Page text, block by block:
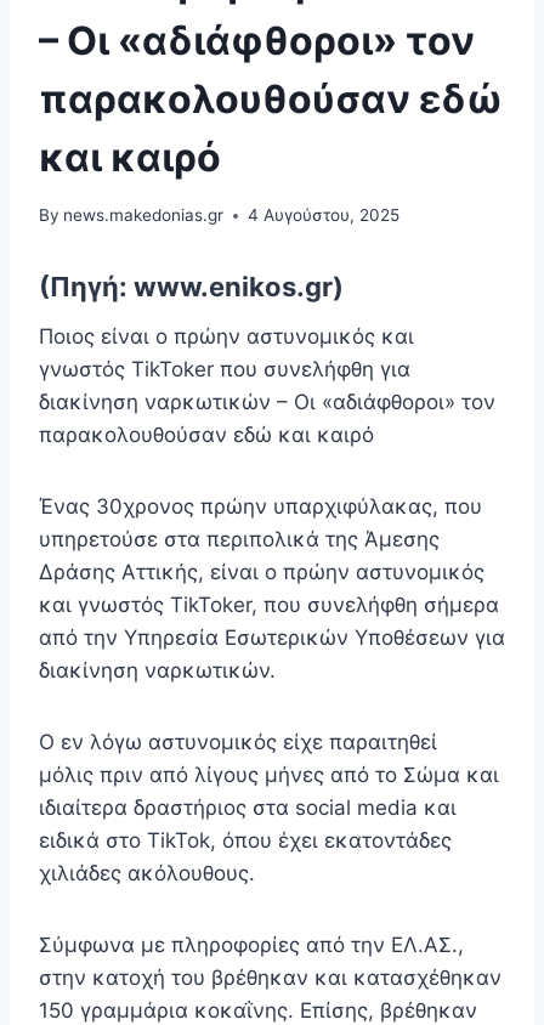
– Οι «αδιάφθοροι» τον
παρακολουθούσαν εδώ
και καιρό
By news.makedonias.gr 4 Αυγούστου, 2025
(Πηγή: www.enikos.gr)
Ποιος είναι ο πρώην αστυνομικός και
γνωστός TikToker που συνελήφθη για
διακίνηση ναρκωτικών – Οι «αδιάφθοροι» τον
παρακολουθούσαν εδώ και καιρό
Ένας 30χρονος πρώην υπαρχιφύλακας, που
υπηρετούσε στα περιπολικά της Άμεσης
Δράσης Αττικής, είναι ο πρώην αστυνομικός
και γνωστός TikToker, που συνελήφθη σήμερα
από την Υπηρεσία Εσωτερικών Υποθέσεων για
διακίνηση ναρκωτικών.
Ο εν λόγω αστυνομικός είχε παραιτηθεί
μόλις πριν από λίγους μήνες από το Σώμα και
ιδιαίτερα δραστήριος στα social media και
ειδικά στο TikTok, όπου έχει εκατοντάδες
χιλιάδες ακόλουθους.
Σύμφωνα με πληροφορίες από την ΕΛ.ΑΣ.,
στην κατοχή του βρέθηκαν και κατασχέθηκαν
150 γραμμάρια κοκαΐνης. Επίσης, βρέθηκαν